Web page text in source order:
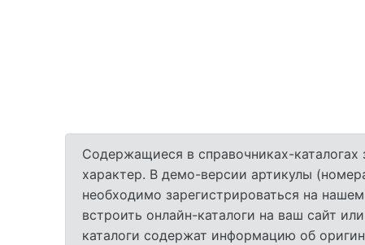
Содержащиеся в справочниках-
характер. В демо-версии артикулы
необходимо зарегистрироваться на
встроить онлайн-каталоги на ваш сайт
каталоги содержат информацию об